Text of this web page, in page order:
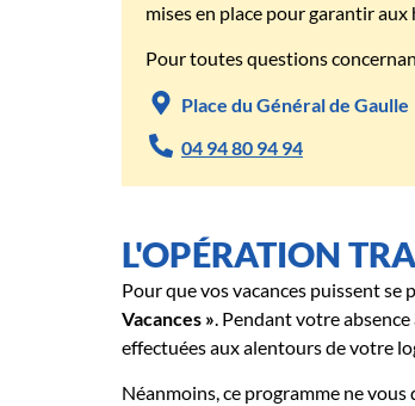
mises en place pour garantir
Pour toutes questions
Place du Général de Gaulle
04 94 80 94 94
L'OPÉRATION
Pour que vos vacances puissent se
Vacances ». Pendant votre
effectuées aux alentours de votre
Néanmoins, ce programme ne vous